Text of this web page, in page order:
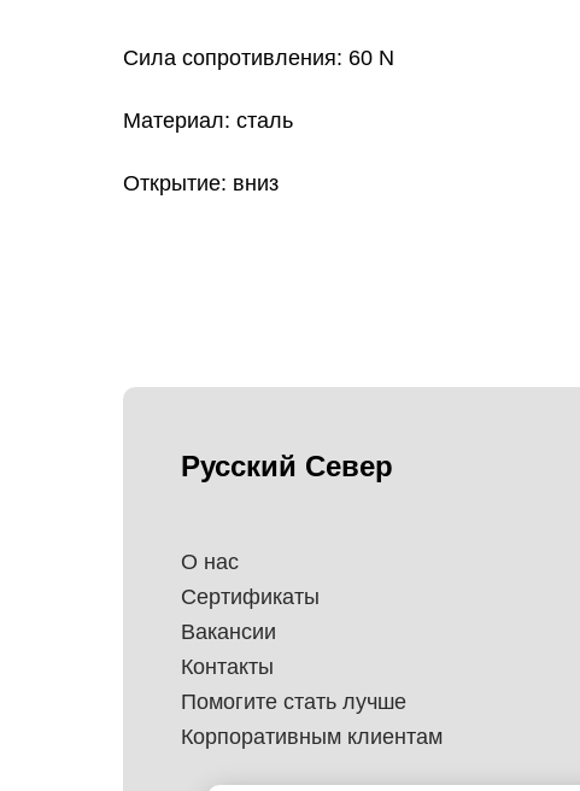
Сила сопротивления: 60 N
Материал: сталь
Открытие: вниз
Русский Север
О нас
Сертификаты
Вакансии
Контакты
Помогите стать лучше
Корпоративным клиентам